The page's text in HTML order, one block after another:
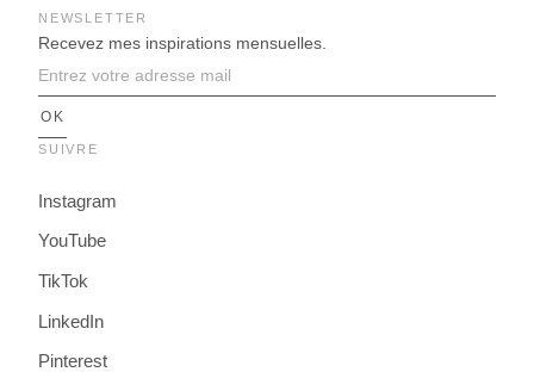
NEWSLETTER
Recevez mes inspirations mensuelles.
SUIVRE
Instagram
YouTube
TikTok
LinkedIn
Pinterest